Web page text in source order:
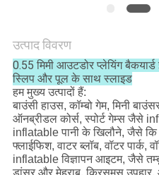
उत्पाद विवरण
0.55 मिमी आउटडोर प्लेयिंग
स्लिप और पूल के साथ स्लाइड
हम मुख्य उत्पादों हैं:
बाउंसी हाउस, कॉम्बो गेम, मिनी
ऑनब्रीडल कोर्स, स्पोर्ट गेम्स जैसे
inflatable पानी के खिलौने, जैसे
फ्लाईफिश, वाटर ब्लॉब, वॉटर
inflatable विज्ञापन आइटम, जैसे